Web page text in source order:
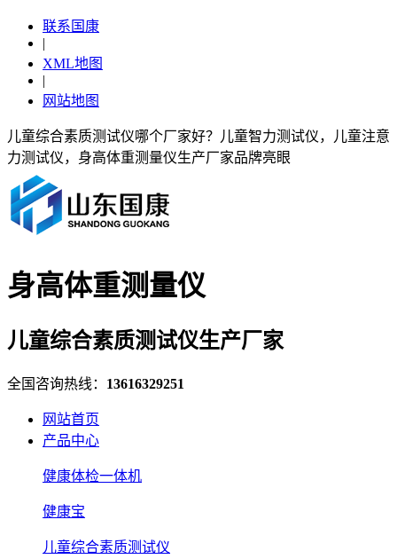
联系国康
|
XML地图
|
网站地图
儿童综合素质测试仪哪个厂家好？儿童智力测试仪，儿童注意
力测试仪，身高体重测量仪生产厂家品牌亮眼
身高体重测量仪
儿童综合素质测试仪生产厂家
全国咨询热线： 13616329251
网站首页
产品中心
健康体检一体机
健康宝
儿童综合素质测试仪